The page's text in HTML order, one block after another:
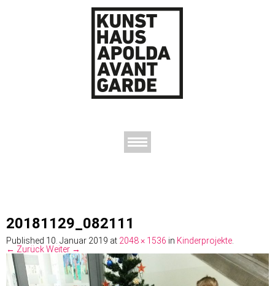
20181129_082111
Published 10. Januar 2019 at 2048 × 1536 in Kinderprojekte.
← ZurückWeiter →